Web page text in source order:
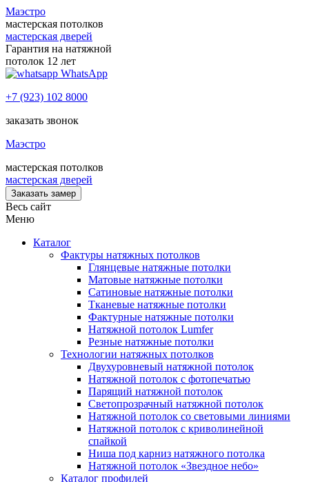
Маэстро
мастерская потолков
мастерская дверей
Гарантия на натяжной
потолок 12 лет
WhatsApp
+7 (923) 102 8000
заказать звонок
Маэстро
мастерская потолков
мастерская дверей
Заказать замер
Весь сайт
Меню
Каталог
Фактуры натяжных потолков
Глянцевые натяжные потолки
Матовые натяжные потолки
Сатиновые натяжные потолки
Тканевые натяжные потолки
Фактурные натяжные потолки
Натяжной потолок Lumfer
Резные натяжные потолки
Технологии натяжных потолков
Двухуровневый натяжной потолок
Натяжной потолок с фотопечатью
Парящий натяжной потолок
Светопрозрачный натяжной потолок
Натяжной потолок со световыми линиями
Натяжной потолок с криволинейной
спайкой
Ниша под карниз натяжного потолка
Натяжной потолок «Звездное небо»
Каталог профилей